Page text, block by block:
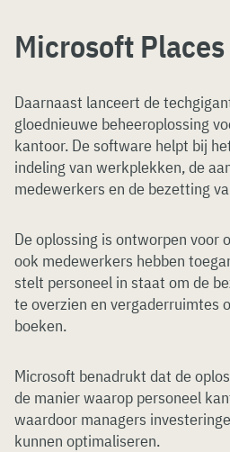
Microsoft Places
Daarnaast lanceert de
gloednieuwe beheeroplossing
kantoor. De software helpt bij
indeling van werkplekken, de
medewerkers en de bezetting
De oplossing is ontworpen voor
ook medewerkers hebben
stelt personeel in staat om de
te overzien en vergaderruimtes
boeken.
Microsoft benadrukt dat de
de manier waarop personeel
waardoor managers
kunnen optimaliseren.